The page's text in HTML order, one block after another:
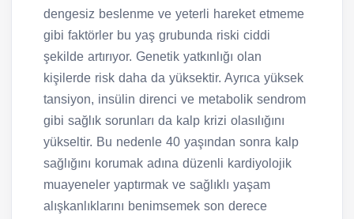
dengesiz beslenme ve yeterli hareket etmeme
gibi faktörler bu yaş grubunda riski ciddi
şekilde artırıyor. Genetik yatkınlığı olan
kişilerde risk daha da yüksektir. Ayrıca yüksek
tansiyon, insülin direnci ve metabolik sendrom
gibi sağlık sorunları da kalp krizi olasılığını
yükseltir. Bu nedenle 40 yaşından sonra kalp
sağlığını korumak adına düzenli kardiyolojik
muayeneler yaptırmak ve sağlıklı yaşam
alışkanlıklarını benimsemek son derece